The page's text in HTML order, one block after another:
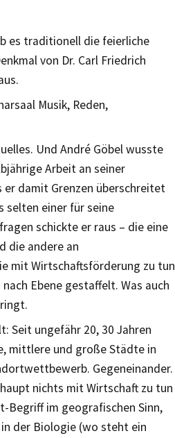
es traditionell die feierliche
von Dr. Carl Friedrich
Musik, Reden,
Und André Göbel wusste
Arbeit an seiner
damit Grenzen überschreitet
selten einer für seine
schickte er raus – die eine
die andere an
mit Wirtschaftsförderung zu tun
Ebene gestaffelt. Was auch
Seit ungefähr 20, 30 Jahren
mittlere und große Städte in
Gegeneinander.
nichts mit Wirtschaft zu tun
Begriff im geografischen Sinn,
der Biologie (wo steht ein